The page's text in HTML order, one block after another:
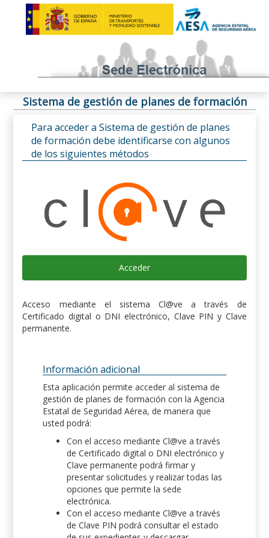
Sistema de gestión de planes de formación
Para acceder a Sistema de gestión de planes
de formación debe identificarse con algunos
de los siguientes métodos
Acceder
Acceso mediante el sistema Cl@ve a través de
Certificado digital o DNI electrónico, Clave PIN y Clave
permanente.
Información adicional
Esta aplicación permite acceder al sistema de
gestión de planes de formación con la Agencia
Estatal de Seguridad Aérea, de manera que
usted podrá:
Con el acceso mediante Cl@ve a través
de Certificado digital o DNI electrónico y
Clave permanente podrá firmar y
presentar solicitudes y realizar todas las
opciones que permite la sede
electrónica.
Con el acceso mediante Cl@ve a través
de Clave PIN podrá consultar el estado